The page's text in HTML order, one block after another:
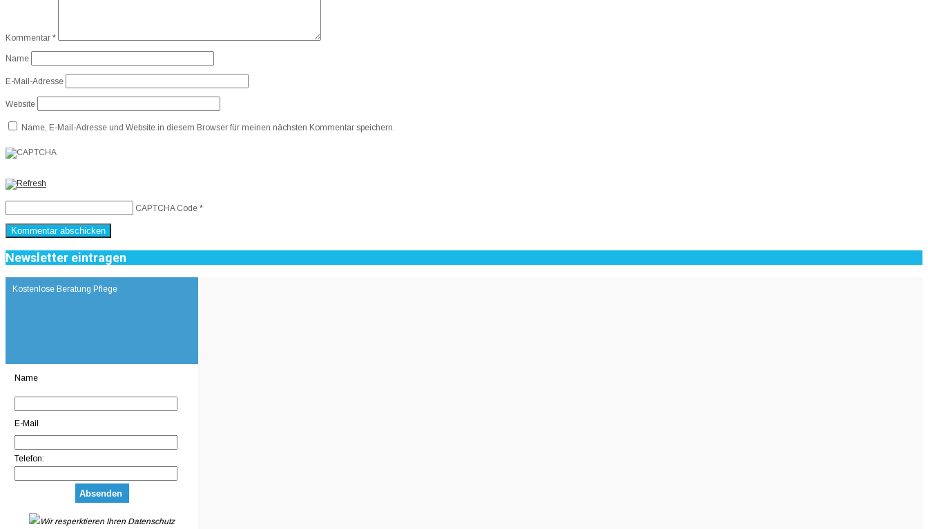
Kommentar *
Name
E-Mail-Adresse
Website
Name, E-Mail-Adresse und Website in diesem Browser für meinen nächsten Kommentar speichern.
CAPTCHA Code *
Newsletter eintragen
Kostenlose Beratung Pflege
Name
E-Mail
Telefon:
Wir resperktieren Ihren Datenschutz